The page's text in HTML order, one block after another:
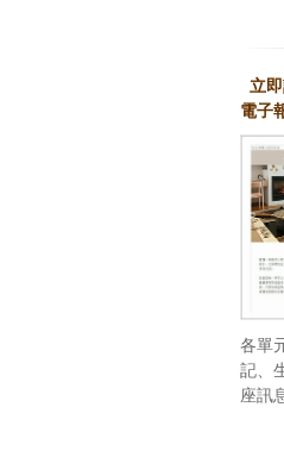
立
電子
各單
記、
座訊